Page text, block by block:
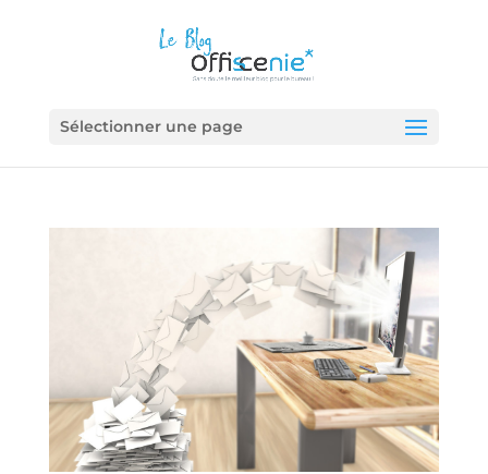
Sélectionner une page